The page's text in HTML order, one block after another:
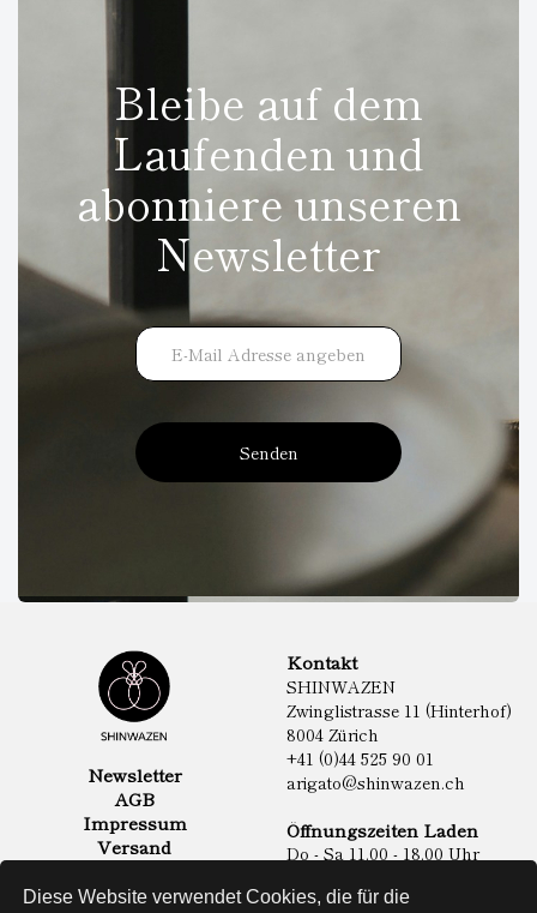
Diese Website verwendet Cookies, die für die
Bleibe auf dem
Laufenden und
abonniere unseren
Newsletter
Senden
Newsletter
AGB
Impressum
Versand
Kontakt
SHINWAZEN
Zwinglistrasse 11 (Hinterhof)
8004 Zürich
+41 (0)44 525 90 01
arigato@shinwazen.ch
Öffnungszeiten Laden
Do - Sa 11.00 - 18.00 Uhr
Online Shop